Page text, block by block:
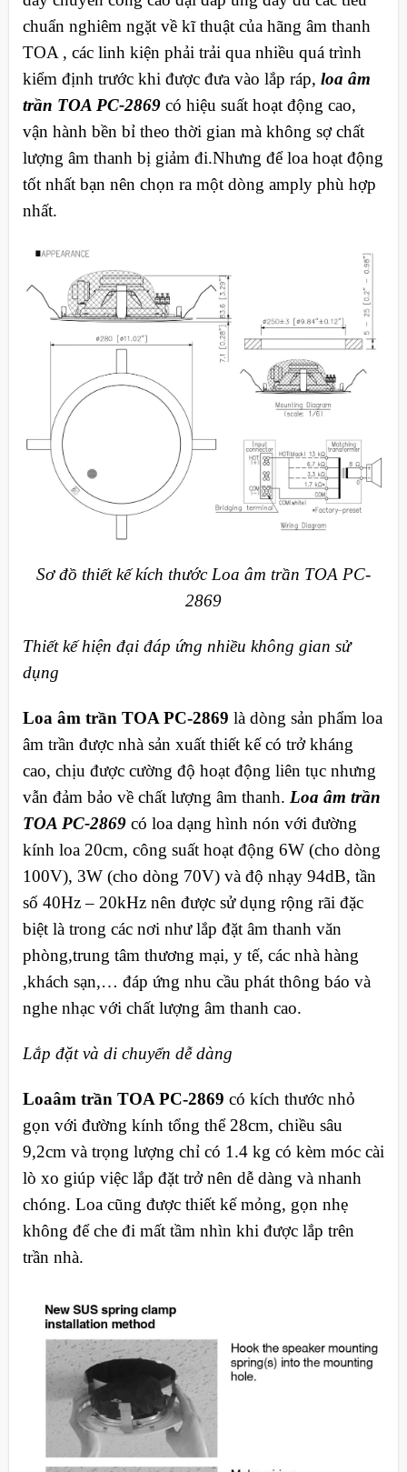
chuẩn nghiêm ngặt về kĩ thuật của hãng âm thanh
TOA , các linh kiện phải trải qua nhiều quá trình
kiểm định trước khi được đưa vào lắp ráp, loa âm
trần TOA PC-2869có hiệu suất hoạt động cao,
vận hành bền bỉ theo thời gian mà không sợ chất
lượng âm thanh bị giảm đi.Nhưng để loa hoạt động
tốt nhất bạn nên chọn ra một dòng amply phù hợp
nhất.
Sơ đồ thiết kế kích thước Loa âm trần TOA PC-
2869
Thiết kế hiện đại đáp ứng nhiều không gian sử
dụng
Loa âm trần TOA PC-2869 là dòng sản phẩm loa
âm trần được nhà sản xuất thiết kế có trở kháng
cao, chịu được cường độ hoạt động liên tục nhưng
vẫn đảm bảo về chất lượng âm thanh. Loa âm trần
TOA PC-2869có loa dạng hình nón với đường
kính loa 20cm, công suất hoạt động 6W (cho dòng
100V), 3W (cho dòng 70V) và độ nhạy 94dB, tần
số 40Hz – 20kHz nên được sử dụng rộng rãi đặc
biệt là trong các nơi như lắp đặt âm thanh văn
phòng,trung tâm thương mại, y tế, các nhà hàng
,khách sạn,… đáp ứng nhu cầu phát thông báo và
nghe nhạc với chất lượng âm thanh cao.
Lắp đặt và di chuyển dễ dàng
Loaâm trần TOA PC-2869 có kích thước nhỏ
gọn với đường kính tổng thể 28cm, chiều sâu
9,2cm và trọng lượng chỉ có 1.4 kg có kèm móc cài
lò xo giúp việc lắp đặt trở nên dễ dàng và nhanh
chóng. Loa cũng được thiết kế mỏng, gọn nhẹ
không để che đi mất tầm nhìn khi được lắp trên
trần nhà.